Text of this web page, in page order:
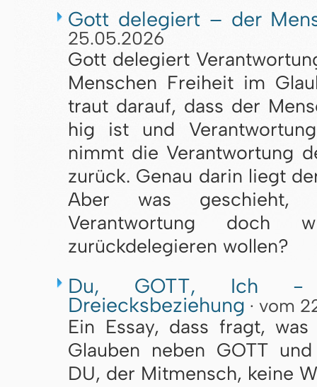
Gott delegiert – der
25.05.2026
Gott de­le­giert
Men­schen Frei­heit im
traut dar­auf, dass der
hig ist und
nimmt die Ver­ant­wor­tung
zu­rück. Ge­nau dar­in liegt
Aber was geschieht,
Verantwortung doch
zurückdelegieren wollen?
Du, GOTT, Ich -
Dreiecksbeziehung · vom
Ein Essay, dass fragt,
Glauben neben GOTT
DU, der Mitmensch, keine